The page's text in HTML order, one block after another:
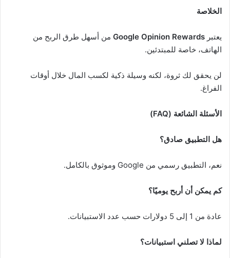
الخلاصة
يعتبر Google Opinion Rewards من أسهل طرق الربح من
الهاتف، خاصة للمبتدئين.
لن يحقق لك ثروة، لكنه وسيلة ذكية لكسب المال خلال أوقات
الفراغ.
الأسئلة الشائعة (FAQ)
هل التطبيق صادق؟
نعم، التطبيق رسمي من Google وموثوق بالكامل.
كم يمكن أن أربح يوميًا؟
عادة من 1 إلى 5 دولارات حسب عدد الاستبيانات.
لماذا لا تصلني استبيانات؟